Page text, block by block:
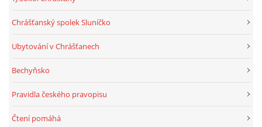
Chrášťanský spolek Sluníčko
Ubytování v Chrášťanech
Bechyňsko
Pravidla českého pravopisu
Čtení pomáhá